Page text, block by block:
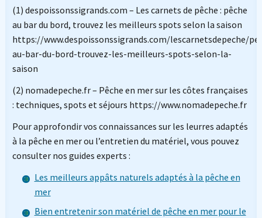
(1) despoissonssigrands.com – Les carnets de pêche : pêche
au bar du bord, trouvez les meilleurs spots selon la saison
https://www.despoissonssigrands.com/lescarnetsdepeche/
au-bar-du-bord-trouvez-les-meilleurs-spots-selon-la-
saison
(2) nomadepeche.fr – Pêche en mer sur les côtes françaises
: techniques, spots et séjours https://www.nomadepeche.fr
Pour approfondir vos connaissances sur les leurres adaptés
à la pêche en mer ou l’entretien du matériel, vous pouvez
consulter nos guides experts :
Les meilleurs appâts naturels adaptés à la pêche en
mer
Bien entretenir son matériel de pêche en mer pour le